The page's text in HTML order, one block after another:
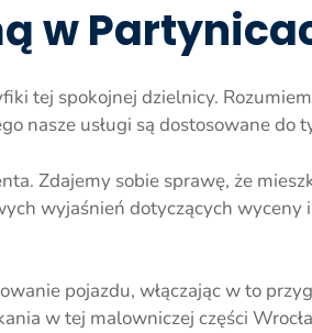
w
tej spokojnej dzielnicy.
nasze usługi są dostosowane do
Zdajemy sobie sprawę, że
wyjaśnień dotyczących wyceny
pojazdu, włączając w to
w tej malowniczej części